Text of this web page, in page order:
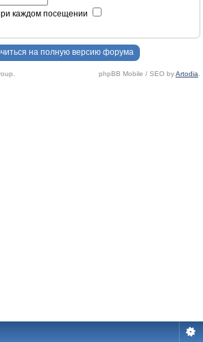
каждом посещении
на полную версию форума
phpBB Mobile / SEO byArtodia